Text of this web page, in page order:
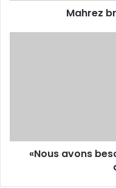
Mahrez
d'Ounas»
«Nous avons